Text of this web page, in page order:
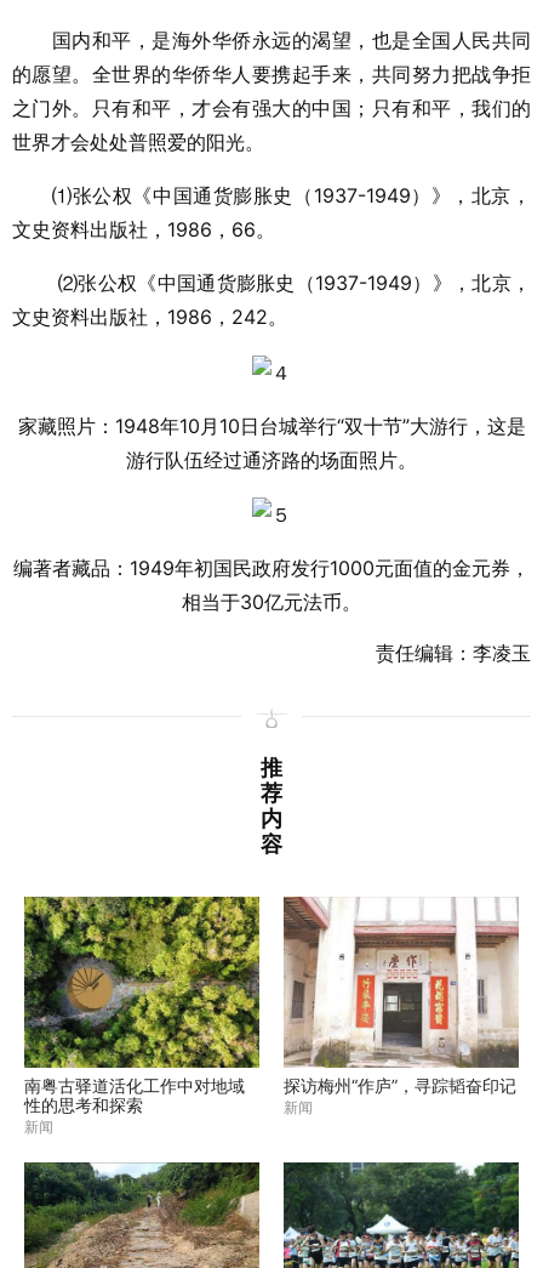
国内和平，是海外华侨永远的渴望，也是全国人民共同
的愿望。全世界的华侨华人要携起手来，共同努力把战争拒
之门外。只有和平，才会有强大的中国；只有和平，我们的
世界才会处处普照爱的阳光。
⑴张公权《中国通货膨胀史（1937-1949）》，北京，
文史资料出版社，1986，66。
⑵张公权《中国通货膨胀史（1937-1949）》，北京，
文史资料出版社，1986，242。
家藏照片：1948年10月10日台城举行“双十节”大游行，这是
游行队伍经过通济路的场面照片。
编著者藏品：1949年初国民政府发行1000元面值的金元券，
相当于30亿元法币。
责任编辑：李凌玉
推
荐
内
容
南粤古驿道活化工作中对地域
性的思考和探索
新闻
探访梅州“作庐”，寻踪韬奋印记
新闻